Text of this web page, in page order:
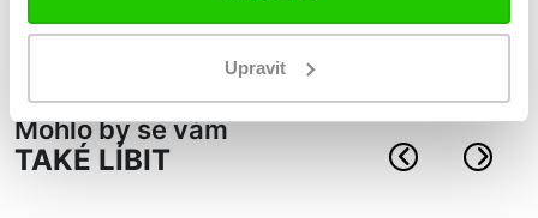
Upravit
Materiál: 75% bavlna, 23% polyamid, 2% elastan
Mohlo by se vám
TAKÉ LÍBIT